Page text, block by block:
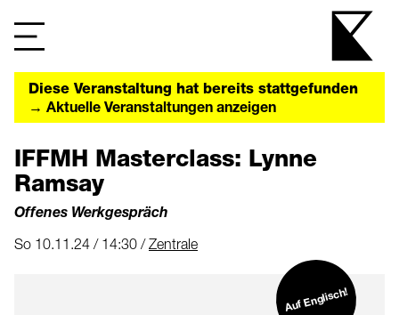
Diese Veranstaltung hat bereits stattgefunden
→ Aktuelle Veranstaltungen anzeigen
IFFMH Masterclass: Lynne
Ramsay
Offenes Werkgespräch
So 10.11.24 / 14:30 /Zentrale
Auf Englisch!